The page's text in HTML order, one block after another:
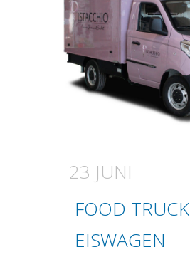
23 JUNI
FOOD TRUCK
EISWAGEN